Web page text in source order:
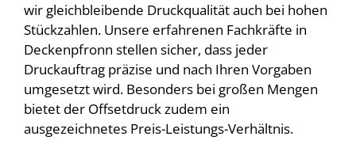
wir gleichbleibende Druckqualität auch bei hohen
Stückzahlen. Unsere erfahrenen Fachkräfte in
Deckenpfronn stellen sicher, dass jeder
Druckauftrag präzise und nach Ihren Vorgaben
umgesetzt wird. Besonders bei großen Mengen
bietet der Offsetdruck zudem ein
ausgezeichnetes Preis-Leistungs-Verhältnis.